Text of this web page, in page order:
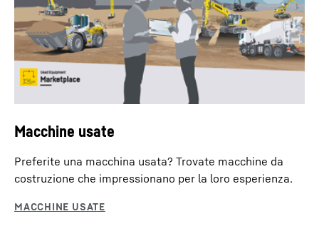
Macchine usate
Preferite una macchina usata? Trovate macchine da
costruzione che impressionano per la loro esperienza.